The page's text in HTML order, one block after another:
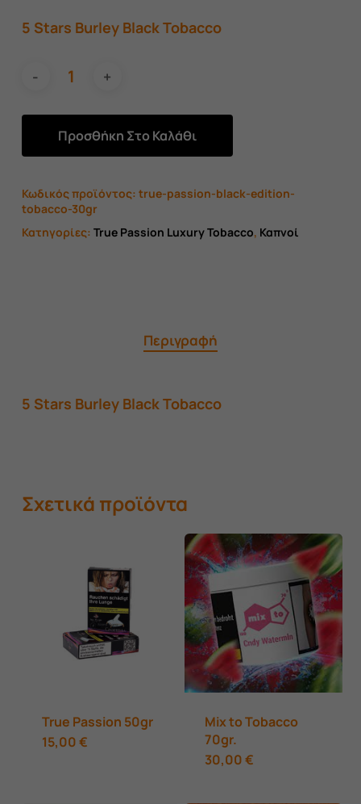
5 Stars Burley Black Tobacco
Προσθήκη Στο Καλάθι
Κωδικός προϊόντος: true-passion-black-edition-
tobacco-30gr
Κατηγορίες: True Passion Luxury Tobacco, Καπνοί
Περιγραφή
5 Stars Burley Black Tobacco
Σχετικά προϊόντα
True Passion 50gr
15,00€
Mix to Tobacco
70gr.
30,00€